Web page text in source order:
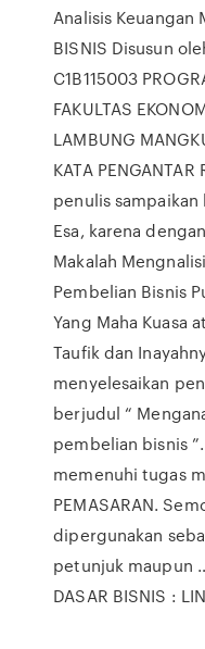
Analisis Keuangan
BISNIS Disusun
C1B115003
FAKULTAS
LAMBUNG
KATA
penulis sampaikan
Esa, karena
Makalah
Pembelian Bisnis
Yang Maha Kuasa
Taufik dan
menyelesaikan
berjudul “
pembelian bisnis
memenuhi tugas
PEMASARAN.
dipergunakan
petunjuk maupun
DASAR BISNIS :